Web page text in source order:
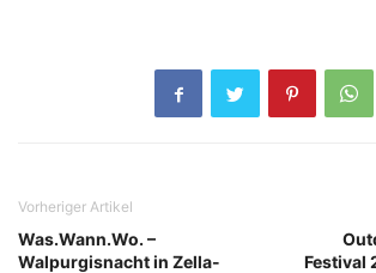
Vorheriger Artikel
Was.Wann.Wo. –
Walpurgisnacht in Zella-
Festival